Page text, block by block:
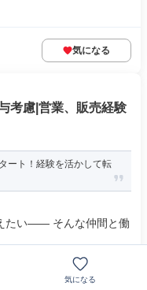
気になる
考慮|営業、販売経験
ート！経験を活かして転
たい―― そんな仲間と働
気になる